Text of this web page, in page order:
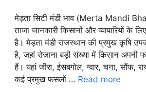
मेड़ता सिटी मंडी भाव (Merta Mandi
ताजा जानकारी किसानों और व्यापारियों के
है। मेड़ता मंडी राजस्थान की प्रमुख कृषि
है, जहां रोजाना बड़ी संख्या में किसान
हैं। यहां जीरा, ईसबगोल, ग्वार, चना, सौंफ,
कई प्रमुख फसलों … Read more